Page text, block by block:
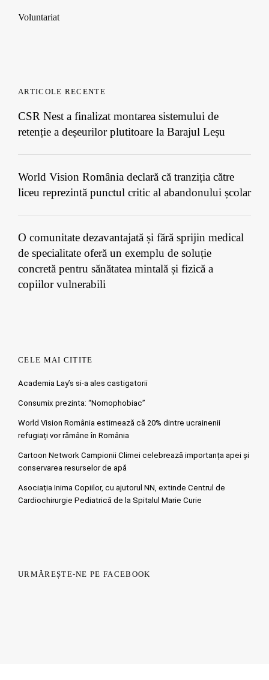
Voluntariat
ARTICOLE RECENTE
CSR Nest a finalizat montarea sistemului de
retenție a deșeurilor plutitoare la Barajul Leșu
World Vision România declară că tranziția către
liceu reprezintă punctul critic al abandonului școlar
O comunitate dezavantajată și fără sprijin medical
de specialitate oferă un exemplu de soluție
concretă pentru sănătatea mintală și fizică a
copiilor vulnerabili
CELE MAI CITITE
Academia Lay’s si-a ales castigatorii
Consumix prezinta: “Nomophobiac”
World Vision România estimează că 20% dintre ucrainenii
refugiați vor rămâne în România
Cartoon Network Campionii Climei celebrează importanța apei și
conservarea resurselor de apă
Asociația Inima Copiilor, cu ajutorul NN, extinde Centrul de
Cardiochirurgie Pediatrică de la Spitalul Marie Curie
URMĂREȘTE-NE PE FACEBOOK